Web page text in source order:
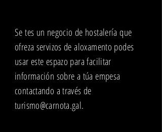
Se tes un negocio de hostalería que
ofreza servizos de aloxamento podes
usar este espazo para facilitar
información sobre a túa empesa
contactando a través de
turismo@carnota.gal.